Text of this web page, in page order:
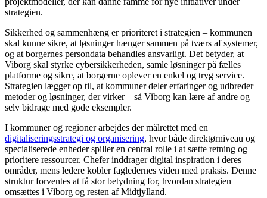
strategien.
Sikkerhed og sammenhæng er prioriteret i strategien – kommunen
skal kunne sikre, at løsninger hænger sammen på tværs af systemer,
og at borgernes persondata behandles ansvarligt. Det betyder, at
Viborg skal styrke cybersikkerheden, samle løsninger på fælles
platforme og sikre, at borgerne oplever en enkel og tryg service.
Strategien lægger op til, at kommuner deler erfaringer og udbreder
metoder og løsninger, der virker – så Viborg kan lære af andre og
selv bidrage med gode eksempler.
I kommuner og regioner arbejdes der målrettet med en
digitaliseringsstrategi og organisering, hvor både direktørniveau og
specialiserede enheder spiller en central rolle i at sætte retning og
prioritere ressourcer. Chefer inddrager digital inspiration i deres
områder, mens ledere kobler fagledernes viden med praksis. Denne
struktur forventes at få stor betydning for, hvordan strategien
omsættes i Viborg og resten af Midtjylland.